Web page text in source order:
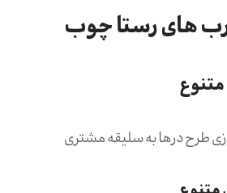
های رستا چوب
طرح درها به سلیقه مشتری